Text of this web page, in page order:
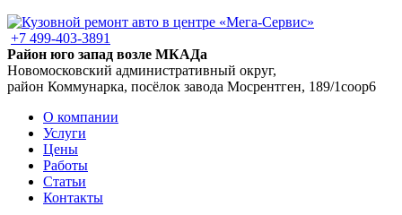
+7 499-403-3891
Район юго запад возле МКАДа
Новомосковский административный округ,
район Коммунарка, посёлок завода Мосрентген, 189/1соор6
О компании
Услуги
Цены
Работы
Статьи
Контакты